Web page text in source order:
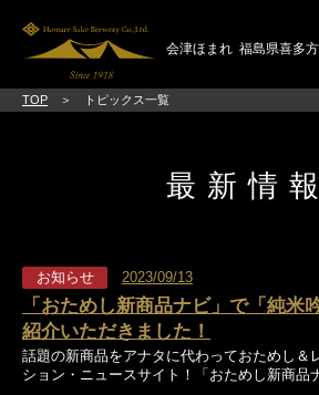
会津ほまれ 福島県喜多方
トピックス一覧
ブランドコンセプト
会社概要
TOP トピックス一覧
最新情報
お知らせ 2023/09/13
「おためし新商品ナビ」で「純米
紹介いただきました！
話題の新商品をアナタに代わっておためし＆
ション・ニュースサイト！「おためし新商品